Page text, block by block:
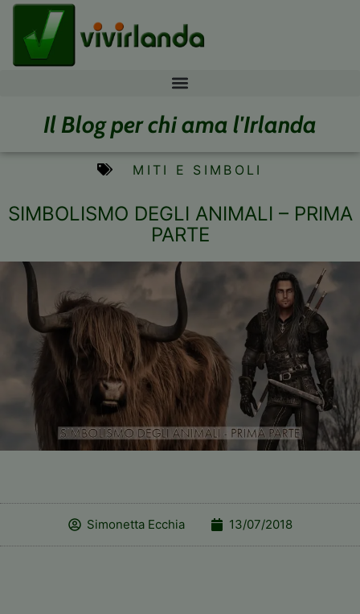
Il Blog per chi ama l'Irlanda
MITI E SIMBOLI
SIMBOLISMO DEGLI ANIMALI – PRIMA
PARTE
Simonetta Ecchia 13/07/2018